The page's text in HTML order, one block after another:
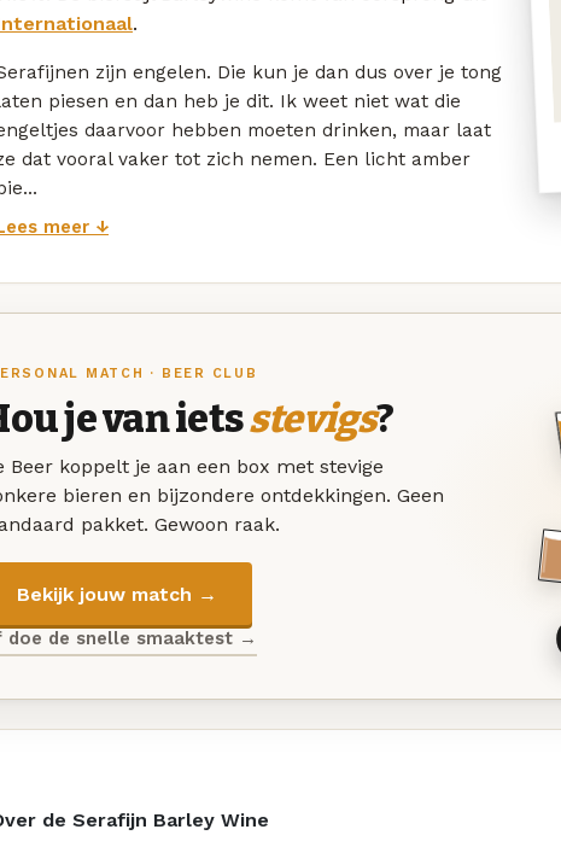
.
zijn engelen. Die kun je dan dus over je tong
piesen en dan heb je dit. Ik weet niet wat die
daarvoor hebben moeten drinken, maar laat
dat vooral vaker tot zich nemen. Een licht amber
meer ↓
MATCH · BEER CLUB
je van ietsstevigs?
Beer koppelt je aan een box met stevige
bieren en bijzondere ontdekkingen. Geen
pakket. Gewoon raak.
Bekijk jouw match →
doe de snelle smaaktest →
de Serafijn Barley Wine